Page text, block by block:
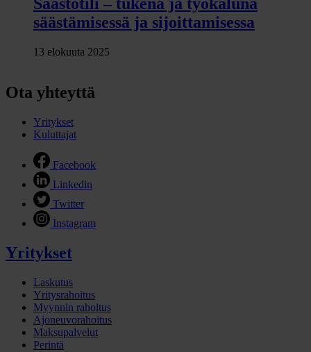
Säästötili – tukena ja työkaluna
säästämisessä ja sijoittamisessa
13 elokuuta 2025
Ota yhteyttä
Yritykset
Kuluttajat
Facebook
Linkedin
Twitter
Instagram
Yritykset
Laskutus
Yritysrahoitus
Myynnin rahoitus
Ajoneuvorahoitus
Maksupalvelut
Perintä